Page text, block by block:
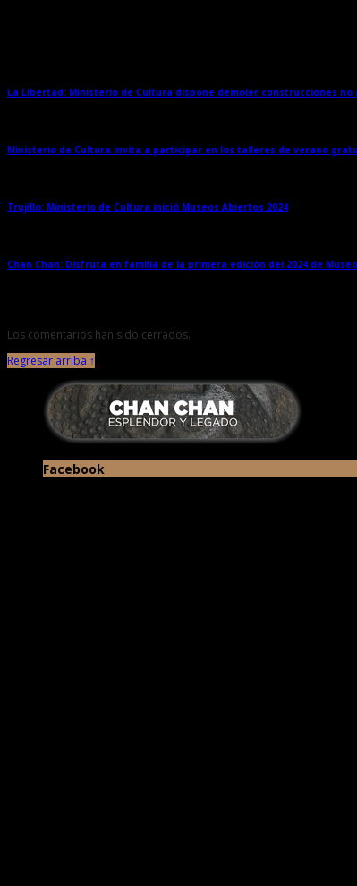
La Libertad: Ministerio de Cultura dispone demoler construcciones
Ministerio de Cultura invita a participar en los talleres de verano
Trujillo: Ministerio de Cultura inició Museos Abiertos 2024
Chan Chan: Disfruta en familia de la primera edición del 2024 de
Los comentarios han sido cerrados.
Regresar arriba ↑
Facebook